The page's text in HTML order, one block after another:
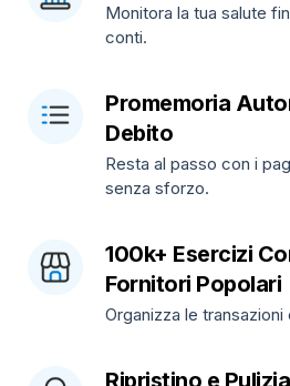
Monitora la tua salute
conti.
Promemoria
Debito
Resta al passo con i
senza sforzo.
100k+ Esercizi
Fornitori Popolari
Organizza le
Ripristino e